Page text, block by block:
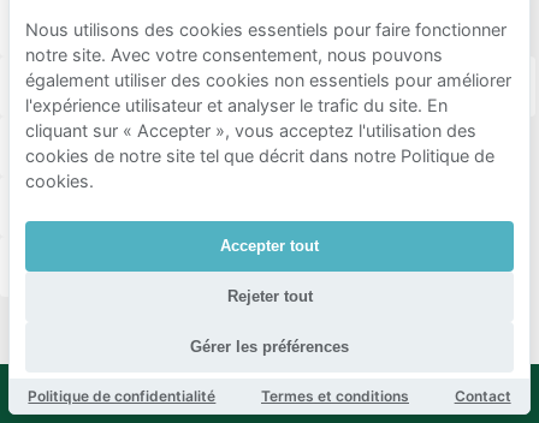
Bar & Restaurant Milú Escher in Het Paleis
Kerkplein Buitenhof Grote of Sint-Jacobskerk
Binnenhof La Lanterna Mauritshuis
Het Plein Japans restaurant SET
Nous utilisons des cookies essentiels pour faire fonctionner
notre site. Avec votre consentement, nous pouvons
également utiliser des cookies non essentiels pour améliorer
l'expérience utilisateur et analyser le trafic du site. En
cliquant sur « Accepter », vous acceptez l'utilisation des
cookies de notre site tel que décrit dans notre Politique de
cookies.
Accepter tout
Rejeter tout
Gérer les préférences
Politique de confidentialité Termes et conditions Contact